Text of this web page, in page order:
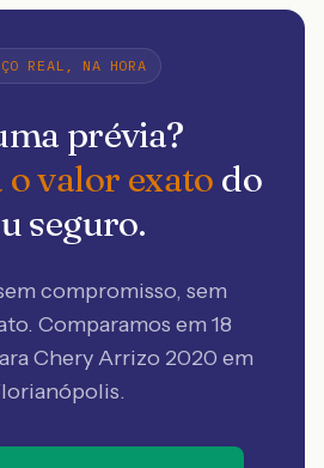
REAL, NA HORA
prévia?
o valor exato do
seguro.
compromisso, sem
Comparamos em 18
Chery Arrizo 2020 em
.